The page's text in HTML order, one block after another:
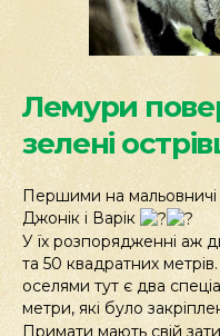
Лемури
зелені
Першими на мальовничі
Джонік і Варік
У їх розпорядженні аж
та 50 квадратних
оселями тут є два
метри, які було